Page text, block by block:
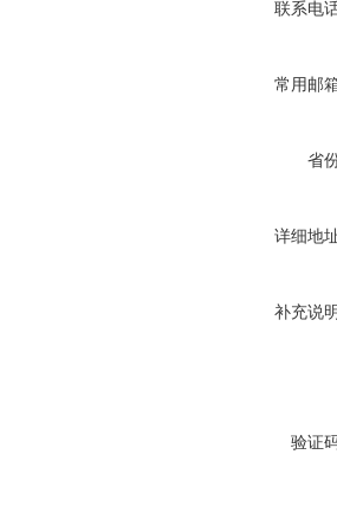
联系电
常用邮
省
详细地
补充说
验证